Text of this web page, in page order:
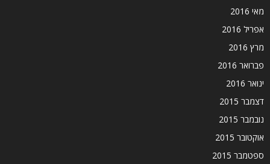
מאי 2016
אפריל 2016
מרץ 2016
פברואר 2016
ינואר 2016
דצמבר 2015
נובמבר 2015
אוקטובר 2015
ספטמבר 2015